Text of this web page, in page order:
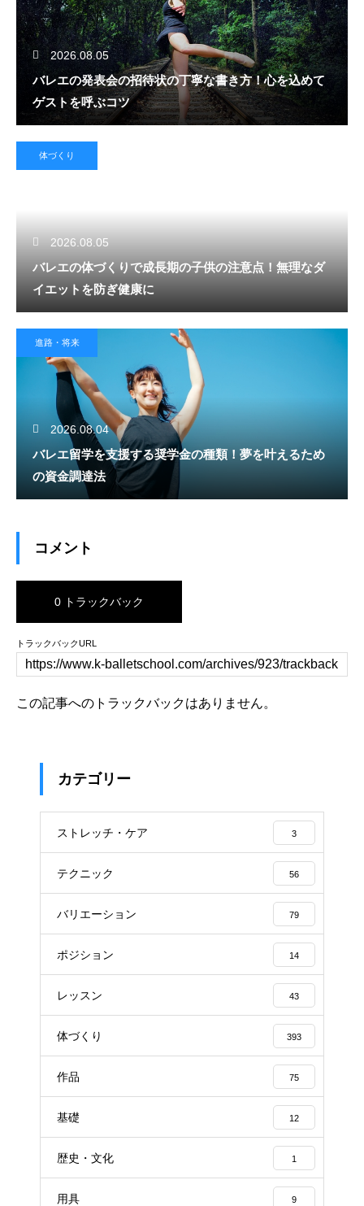
2026.08.05
バレエの発表会の招待状の丁寧な書き方！心を込めて
ゲストを呼ぶコツ
体づくり
2026.08.05
バレエの体づくりで成長期の子供の注意点！無理なダ
イエットを防ぎ健康に
進路・将来
2026.08.04
バレエ留学を支援する奨学金の種類！夢を叶えるため
の資金調達法
コメント
0 トラックバック
トラックバックURL
この記事へのトラックバックはありません。
カテゴリー
ストレッチ・ケア 3
テクニック 56
バリエーション 79
ポジション 14
レッスン 43
体づくり 393
作品 75
基礎 12
歴史・文化 1
用具 9